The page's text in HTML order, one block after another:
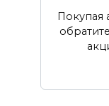
Покупая